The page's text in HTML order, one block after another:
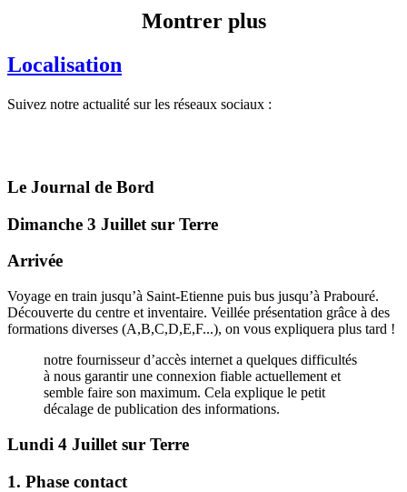
Montrer plus
Localisation
Suivez notre actualité sur les réseaux sociaux :
Le Journal de Bord
Dimanche 3 Juillet sur Terre
Arrivée
Voyage en train jusqu’à Saint-Etienne puis bus jusqu’à Prabouré.
Découverte du centre et inventaire. Veillée présentation grâce à des
formations diverses (A,B,C,D,E,F...), on vous expliquera plus tard !
notre fournisseur d’accès internet a quelques difficultés
à nous garantir une connexion fiable actuellement et
semble faire son maximum. Cela explique le petit
décalage de publication des informations.
Lundi 4 Juillet sur Terre
1. Phase contact